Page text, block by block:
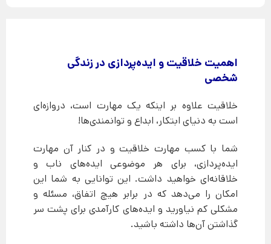
اهمیت خلاقیت و اید‌ه‌پردازی در زندگی
شخصی
خلاقیت علاوه بر اینکه یک مهارت است، دروازه‌ای
است به دنیای ابتکار، ابداع و توانمندی‌ها!
شما با کسب مهارت خلاقیت و در کنار آن مهارت
ایده‌پردازی، برای هر موضوعی ایده‌های ناب و
خلاقانه‌ای خواهید داشت. این توانایی به شما این
امکان را می‌دهد که در برابر هیچ اتفاق، مسئله و
مشکلی کم نیاورید و ایده‌های کارآمدی برای پشت سر
گذاشتن آن‌ها داشته باشید.